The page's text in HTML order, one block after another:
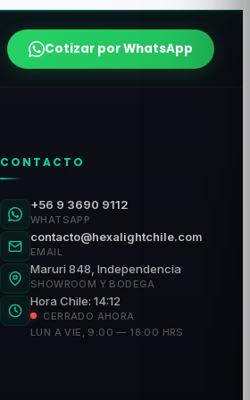
Cotizar por WhatsApp
CONTACTO
+56 9 3690 9112
WHATSAPP
contacto@hexalightchile.com
EMAIL
Maruri 848, Independencia
SHOWROOM Y BODEGA
Hora Chile: 14:12
CERRADO AHORA
LUN A VIE, 9:00 — 18:00 HRS